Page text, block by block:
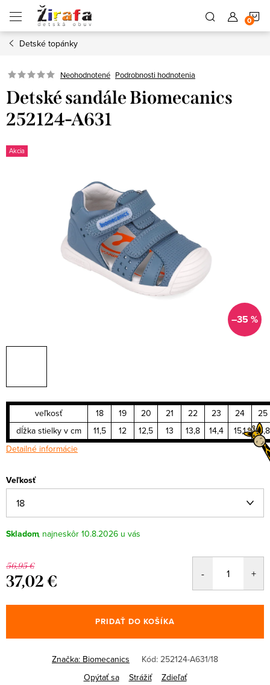
obsah
Detské topánky
Neohodnotené Podrobnosti hodnotenia
Detské sandále Biomecanics
252124-A631
Akcia
–35 %
veľkosť 18 19 20 21 22 23 24
25
dĺžka stielky v cm
11,5 12 12,5 13 13,8 14,4 15,1
15,8
Detailné informácie
Veľkosť
Skladom 10.8.2026
56,95 €
37,02 €
cena:
PRIDAŤ DO KOŠÍKA
Značka: Biomecanics Kód: 252124-A631/18
Opýtať sa
Strážiť Zdieľať